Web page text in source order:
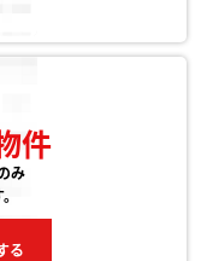
件
み
る